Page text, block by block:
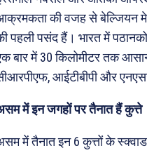
की वजह से बेल्जियन
पहली पसंद हैं। भारत में
बार में 30 किलोमीटर तक
आईटीबीपी और
में इन जगहों पर तैनात हैं कुत्ते
में तैनात इन 6 कुत्तों के